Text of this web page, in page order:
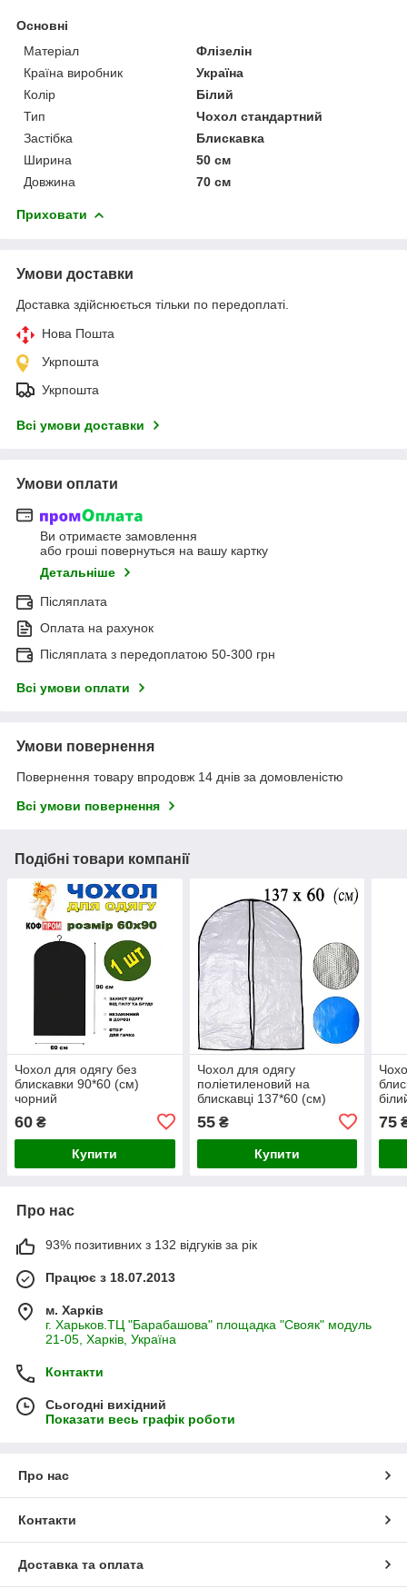
Основні
Матеріал
Флізелін
Країна виробник
Україна
Колір
Білий
Тип
Чохол стандартний
Застібка
Блискавка
Ширина
50 см
Довжина
70 см
Приховати
Умови доставки
Доставка здійснюється тільки по передоплаті.
Нова Пошта
Укрпошта
Укрпошта
Всі умови доставки
Умови оплати
Ви отримаєте замовлення
або гроші повернуться на вашу картку
Детальніше
Післяплата
Оплата на рахунок
Післяплата з передоплатою 50-300 грн
Всі умови оплати
Умови повернення
Повернення товару впродовж 14 днів за домовленістю
Всі умови повернення
Подібні товари компанії
Чохол для одягу без
блискавки 90*60 (см)
чорний
60 ₴
Купити
Чохол для одягу
поліетиленовий на
блискавці 137*60 (см)
55₴
Купити
75
Про нас
93% позитивних з 132 відгуків за рік
Працює з 18.07.2013
м. Харків
г. Харьков.ТЦ "Барабашова" площадка "Свояк" модуль
21-05, Харків, Україна
Контакти
Сьогодні вихідний
Показати весь графік роботи
Про нас
Контакти
Доставка та оплата